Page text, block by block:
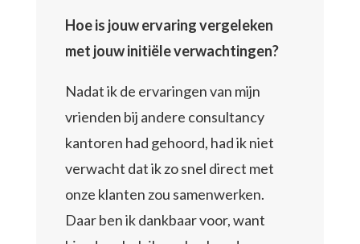
Hoe is jouw ervaring vergeleken
met jouw initiële verwachtingen?
Nadat ik de ervaringen van mijn
vrienden bij andere consultancy
kantoren had gehoord, had ik niet
verwacht dat ik zo snel direct met
onze klanten zou samenwerken.
Daar ben ik dankbaar voor, want